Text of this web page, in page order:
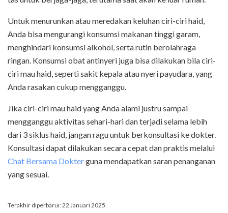
Untuk menurunkan atau meredakan keluhan ciri-ciri haid,
Anda bisa mengurangi konsumsi makanan tinggi garam,
menghindari konsumsi alkohol, serta rutin berolahraga
ringan. Konsumsi obat antinyeri juga bisa dilakukan bila ciri-
ciri mau haid, seperti sakit kepala atau nyeri payudara, yang
Anda rasakan cukup mengganggu.
Jika ciri-ciri mau haid yang Anda alami justru sampai
mengganggu aktivitas sehari-hari dan terjadi selama lebih
dari 3 siklus haid, jangan ragu untuk berkonsultasi ke dokter.
Konsultasi dapat dilakukan secara cepat dan praktis melalui
Chat Bersama Dokterguna mendapatkan saran penanganan
yang sesuai.
Terakhir diperbarui: 22 Januari 2025